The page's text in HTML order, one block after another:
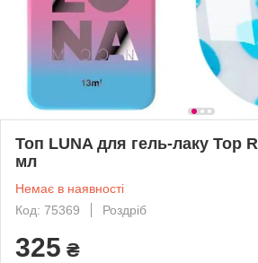
Топ LUNA для гель-лаку Top
мл
Немає в наявності
Код: 75369
Роздріб
325 ₴